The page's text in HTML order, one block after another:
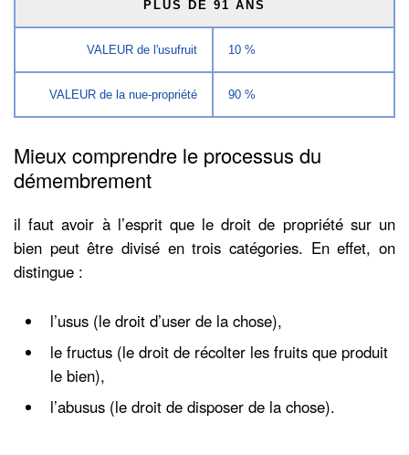
PLUS DE 91 ANS
VALEUR de l'usufruit 10 %
VALEUR de la nue-propriété 90 %
Mieux comprendre le processus du
démembrement
il faut avoir à l’esprit que le droit de propriété sur un
bien peut être divisé en trois catégories. En effet, on
distingue :
l’usus (le droit d’user de la chose),
le fructus (le droit de récolter les fruits que produit
le bien),
l’abusus (le droit de disposer de la chose).